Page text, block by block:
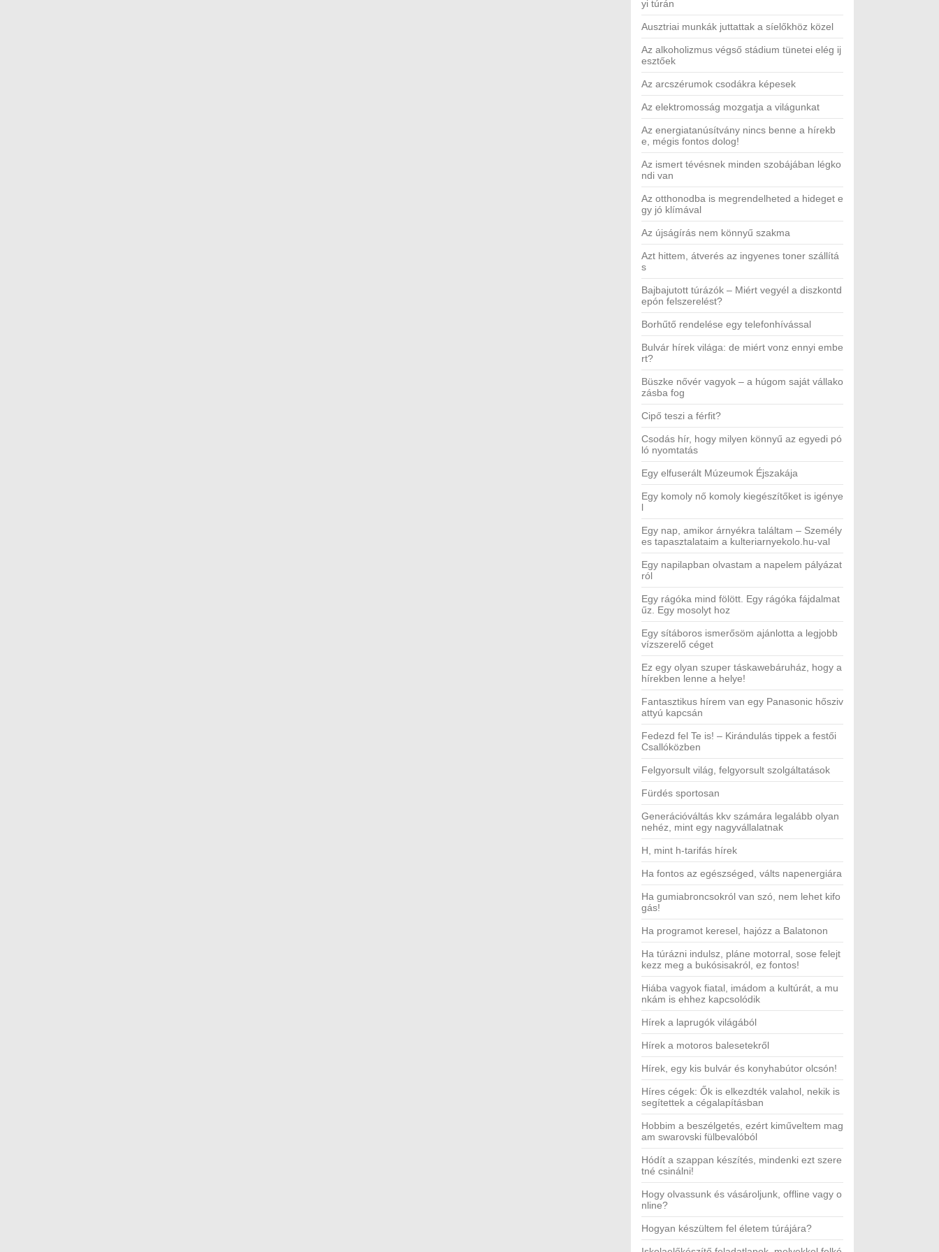
yi túrán
Ausztriai munkák juttattak a síelőkhöz közel
Az alkoholizmus végső stádium tünetei elég ij
esztőek
Az arcszérumok csodákra képesek
Az elektromosság mozgatja a világunkat
Az energiatanúsítvány nincs benne a hírekb
e, mégis fontos dolog!
Az ismert tévésnek minden szobájában légko
ndi van
Az otthonodba is megrendelheted a hideget e
gy jó klímával
Az újságírás nem könnyű szakma
Azt hittem, átverés az ingyenes toner szállítá
s
Bajbajutott túrázók – Miért vegyél a diszkontd
epón felszerelést?
Borhűtő rendelése egy telefonhívással
Bulvár hírek világa: de miért vonz ennyi embe
rt?
Büszke nővér vagyok – a húgom saját vállako
zásba fog
Cipő teszi a férfit?
Csodás hír, hogy milyen könnyű az egyedi pó
ló nyomtatás
Egy elfuserált Múzeumok Éjszakája
Egy komoly nő komoly kiegészítőket is igénye
l
Egy nap, amikor árnyékra találtam – Személy
es tapasztalataim a kulteriarnyekolo.hu-val
Egy napilapban olvastam a napelem pályázat
ról
Egy rágóka mind fölött. Egy rágóka fájdalmat
űz. Egy mosolyt hoz
Egy sítáboros ismerősöm ajánlotta a legjobb
vízszerelő céget
Ez egy olyan szuper táskawebáruház, hogy a
hírekben lenne a helye!
Fantasztikus hírem van egy Panasonic hősziv
attyú kapcsán
Fedezd fel Te is! – Kirándulás tippek a festői
Csallóközben
Felgyorsult világ, felgyorsult szolgáltatások
Fürdés sportosan
Generációváltás kkv számára legalább olyan
nehéz, mint egy nagyvállalatnak
H, mint h-tarifás hírek
Ha fontos az egészséged, válts napenergiára
Ha gumiabroncsokról van szó, nem lehet kifo
gás!
Ha programot keresel, hajózz a Balatonon
Ha túrázni indulsz, pláne motorral, sose felejt
kezz meg a bukósisakról, ez fontos!
Hiába vagyok fiatal, imádom a kultúrát, a mu
nkám is ehhez kapcsolódik
Hírek a laprugók világából
Hírek a motoros balesetekről
Hírek, egy kis bulvár és konyhabútor olcsón!
Híres cégek: Ők is elkezdték valahol, nekik is
segítettek a cégalapításban
Hobbim a beszélgetés, ezért kiműveltem mag
am swarovski fülbevalóból
Hódít a szappan készítés, mindenki ezt szere
tné csinálni!
Hogy olvassunk és vásároljunk, offline vagy o
nline?
Hogyan készültem fel életem túrájára?